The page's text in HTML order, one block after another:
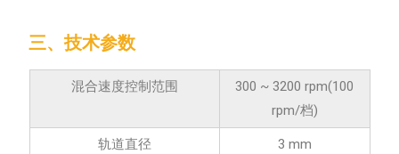
三、技术参数
混合速度控制范围
300 ~ 3200 rpm(100
rpm/档)
轨道直径 3 mm